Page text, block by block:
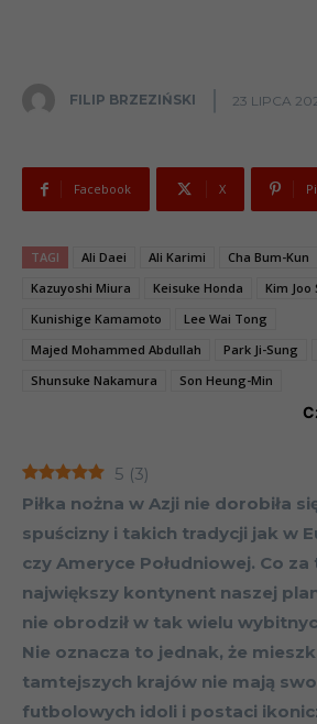
FILIP BRZEZIŃSKI 23 LIPCA
Facebook X
TAGI Ali Daei Ali Karimi Cha Bum-Kun
Kazuyoshi Miura
Keisuke Honda
Kim Joo
Kunishige Kamamoto
Lee Wai Tong
Majed Mohammed Abdullah
Park Ji-Sung
Shunsuke Nakamura
Son Heung-Min
5 (3)
Piłka nożna w Azji nie dorobiła
spuścizny i takich tradycji jak w
czy Ameryce Południowej. Co za
największy kontynent naszej
nie obrodził w tak wielu
Nie oznacza to jednak, że
tamtejszych krajów nie mają
futbolowych idoli i postaci